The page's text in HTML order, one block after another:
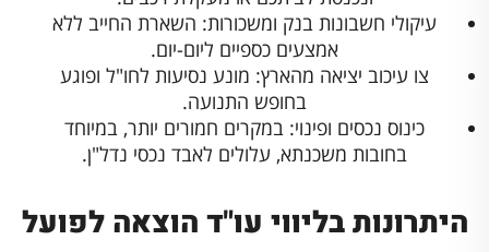
עיקולי חשבונות בנק ומשכורות: השארת החייב ללא
אמצעים כספיים ליום-יום.
צו עיכוב יציאה מהארץ: מונע נסיעות לחו"ל ופוגע
בחופש התנועה.
כינוס נכסים ופינוי: במקרים חמורים יותר, במיוחד
בחובות משכנתא, עלולים לאבד נכסי נדל"ן.
היתרונות בליווי עו"ד הוצאה לפועל